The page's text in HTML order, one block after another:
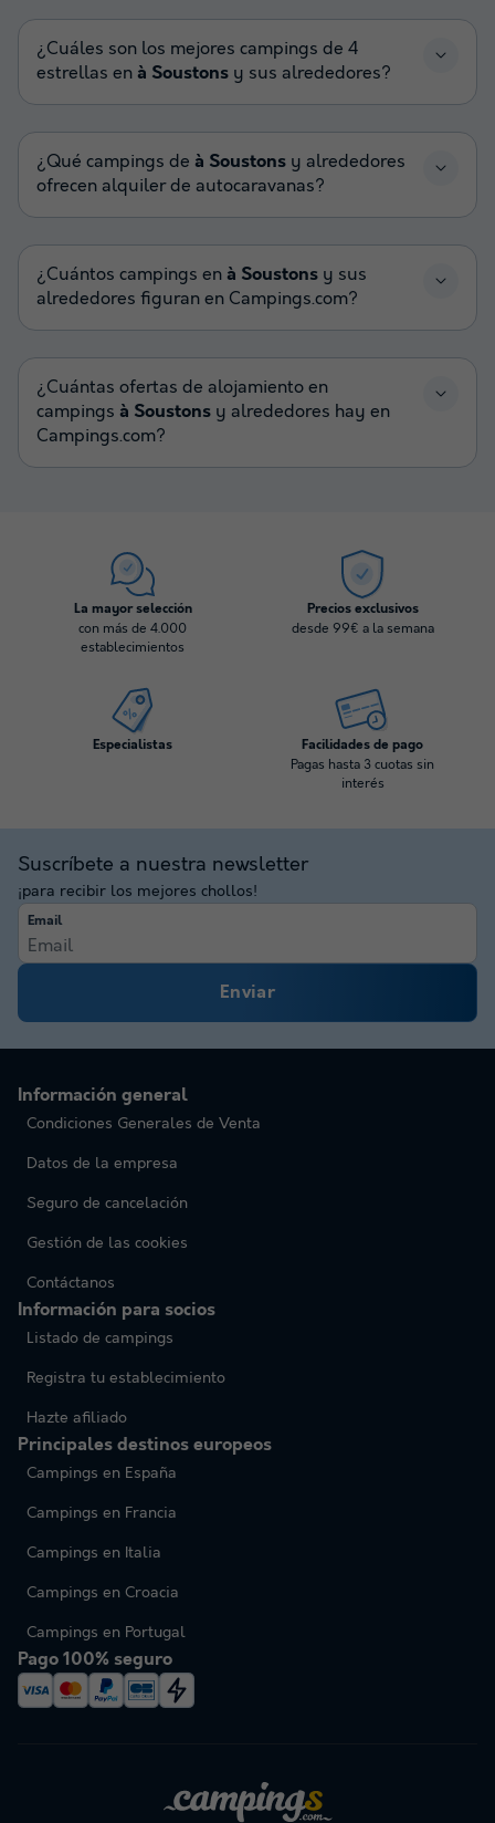
¿Cuáles son los mejores campings de 4
estrellas en à Soustons y sus alrededores?
¿Qué campings de à Soustons y alrededores
ofrecen alquiler de autocaravanas?
¿Cuántos campings en à Soustons y sus
alrededores figuran en Campings.com?
¿Cuántas ofertas de alojamiento en
campings à Soustons y alrededores hay en
Campings.com?
La mayor selección
con más de 4.000
establecimientos
Precios exclusivos
desde 99€ a la semana
Especialistas Facilidades de pago
Pagas hasta 3 cuotas sin
interés
Suscríbete a nuestra newsletter
¡para recibir los mejores chollos!
Email
Enviar
Información general
Condiciones Generales de Venta
Datos de la empresa
Seguro de cancelación
Gestión de las cookies
Contáctanos
Información para socios
Listado de campings
Registra tu establecimiento
Hazte afiliado
Principales destinos europeos
Campings en España
Campings en Francia
Campings en Italia
Campings en Croacia
Campings en Portugal
Pago 100% seguro